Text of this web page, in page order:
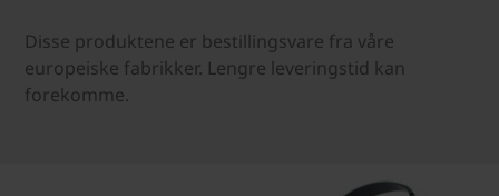
Disse produktene er bestillingsvare fra våre
europeiske fabrikker. Lengre leveringstid kan
forekomme.